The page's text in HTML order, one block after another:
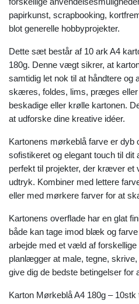
papirkunst, scrapbooking,
blot generelle hobbyprojekter.
Dette sæt består af 10 ark A4
180g. Denne vægt sikrer, at
samtidig let nok til at håndtere og
skæres, foldes, lims, præges eller
beskadige eller krølle kartonen.
at udforske dine kreative idéer.
Kartonens mørkeblå farve er dyb
sofistikeret og elegant touch til dit
perfekt til projekter, der kræver
udtryk. Kombiner med lettere
eller med mørkere farver for at
Kartonens overflade har en glat
både kan tage imod blæk og
arbejde med et væld af
planlægger at male, tegne,
give dig de bedste betingelser for
Karton Mørkeblå A4 180g – 10stk